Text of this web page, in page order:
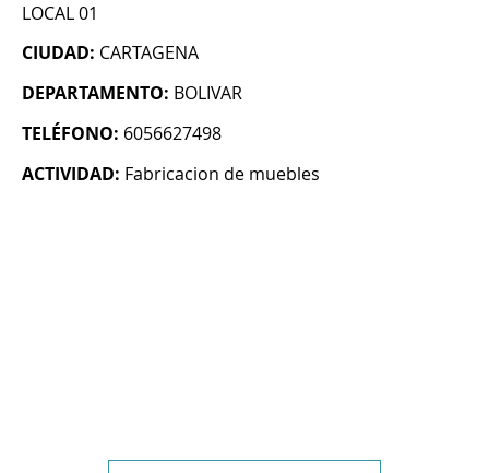
LOCAL 01
CIUDAD: CARTAGENA
DEPARTAMENTO: BOLIVAR
TELÉFONO: 6056627498
ACTIVIDAD: Fabricacion de muebles